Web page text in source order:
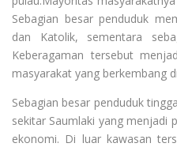
Sebagian besar penduduk
dan Katolik, sementara
Keberagaman tersebut
masyarakat yang berkembang
Sebagian besar penduduk
sekitar Saumlaki yang menjadi
ekonomi. Di luar kawasan